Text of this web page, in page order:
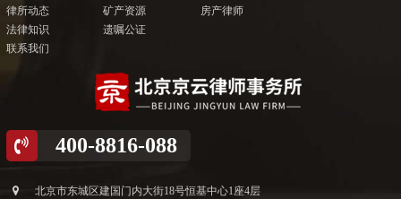
律所动态
法律知识
联系我们
矿产资源
遗嘱公证
房产律师
400-8816-088
北京市东城区建国门内大街18号恒基中心1座4层